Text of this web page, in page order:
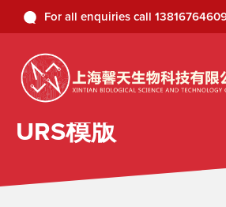
For all enquiries call
URS模版